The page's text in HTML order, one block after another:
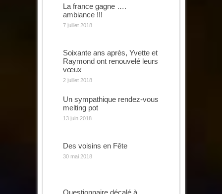
La france gagne ….
ambiance !!!
7 juillet 2018
Soixante ans après, Yvette et
Raymond ont renouvelé leurs
vœux
2 juillet 2018
Un sympathique rendez-vous
melting pot
13 juin 2018
Des voisins en Fête
30 mai 2018
Questionnaire décalé à